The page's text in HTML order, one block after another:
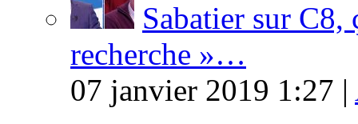
Sabatier sur C8,
recherche »…
07 janvier 2019 1:27 |